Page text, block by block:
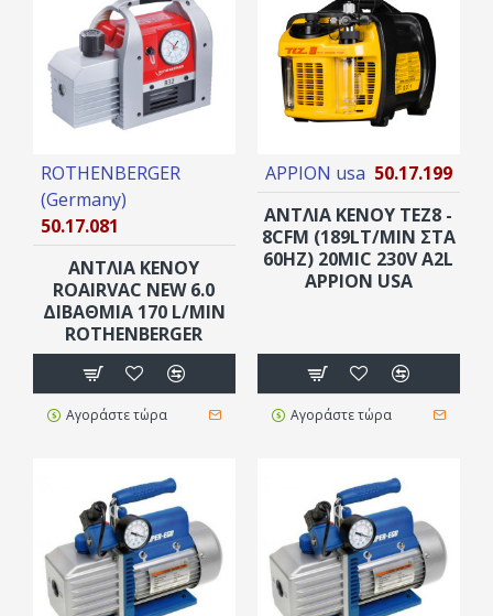
ROTHENBERGER
(Germany)
50.17.081
ΑΝΤΛΙΑ ΚΕΝΟΥ
ROAIRVAC NEW 6.0
ΔΙΒΑΘΜΙΑ 170 L/MIN
ROTHENBERGER
Αγοράστε τώρα
APPION usa 50.17.199
ΑΝΤΛΙΑ ΚΕΝΟΥ TEZ8 -
8CFM (189LT/MIN ΣΤΑ
60HZ) 20MIC 230V A2L
APPION USA
Αγοράστε τώρα